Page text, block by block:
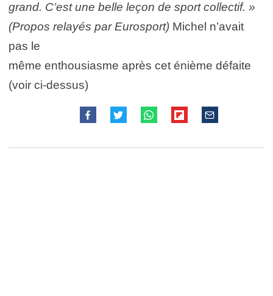
grand. C’est une belle leçon de sport collectif. »
(Propos relayés par Eurosport) Michel n’avait
pas le
même enthousiasme après cet énième défaite
(voir ci-dessus)